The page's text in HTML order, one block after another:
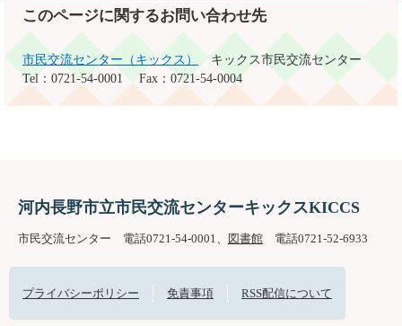
このページに関するお問い合わせ先
市民交流センター（キックス）
キックス市民交流センター
Tel：0721-54-0001
Fax：0721-54-0004
河内長野市立市民交流センターキックスKICCS
市民交流センター 電話0721-54-0001、 図書館 電話0721-52-6933
プライバシーポリシー 免責事項 RSS配信について